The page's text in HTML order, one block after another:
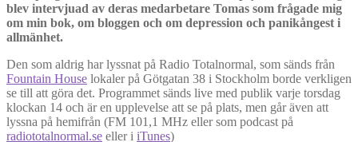
blev intervjuad av deras medarbetare Tomas som frågade mig
om min bok, om bloggen och om depression och panikångest i
allmänhet.
Den som aldrig har lyssnat på Radio Totalnormal, som sänds från
Fountain House lokaler på Götgatan 38 i Stockholm borde verkligen
se till att göra det. Programmet sänds live med publik varje torsdag
klockan 14 och är en upplevelse att se på plats, men går även att
lyssna på hemifrån (FM 101,1 MHz eller som podcast på
radiototalnormal.se eller i iTunes)